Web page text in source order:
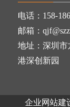
电话：158-
邮箱：
地址：深圳市
港深创新园
企业网站建